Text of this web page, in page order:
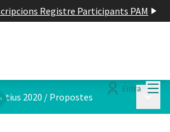
Registre Participants PAM
Entra
2020 / Propostes